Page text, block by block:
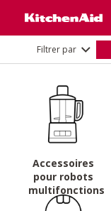
Filtrer par
Accessoires
pour robots
multifonctions